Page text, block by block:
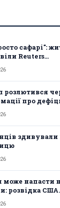
сафарі":
Reuters...
розлютився
про
може напасти
розвідка